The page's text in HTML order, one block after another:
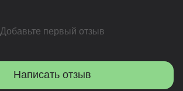
Добавьте первый отзыв
Написать отзыв